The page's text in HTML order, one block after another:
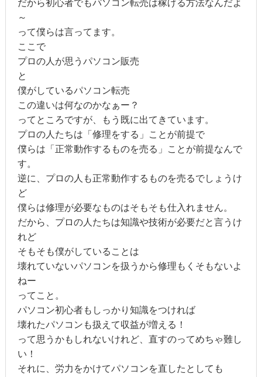
だから初心者でもパソコン転売は稼げる方法なんだよ
～
って僕らは言ってます。
ここで
プロの人が思うパソコン販売
と
僕がしているパソコン転売
この違いは何なのかなぁー？
ってところですが、もう既に出てきています。
プロの人たちは「修理をする」ことが前提で
僕らは「正常動作するものを売る」ことが前提なんで
す。
逆に、プロの人も正常動作するものを売るでしょうけ
ど
僕らは修理が必要なものはそもそも仕入れません。
だから、プロの人たちは知識や技術が必要だと言うけ
れど
そもそも僕がしていることは
壊れていないパソコンを扱うから修理もくそもないよ
ねー
ってこと。
パソコン初心者もしっかり知識をつければ
壊れたパソコンも扱えて収益が増える！
って思うかもしれないけれど、直すのってめちゃ難し
い！
それに、労力をかけてパソコンを直したとしても